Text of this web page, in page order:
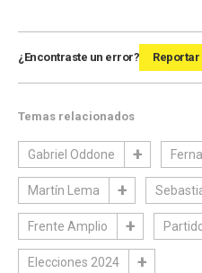
¿Encontraste un error? Reportar
Temas relacionados
Gabriel Oddone
Martín Lema
Frente Amplio
Elecciones 2024